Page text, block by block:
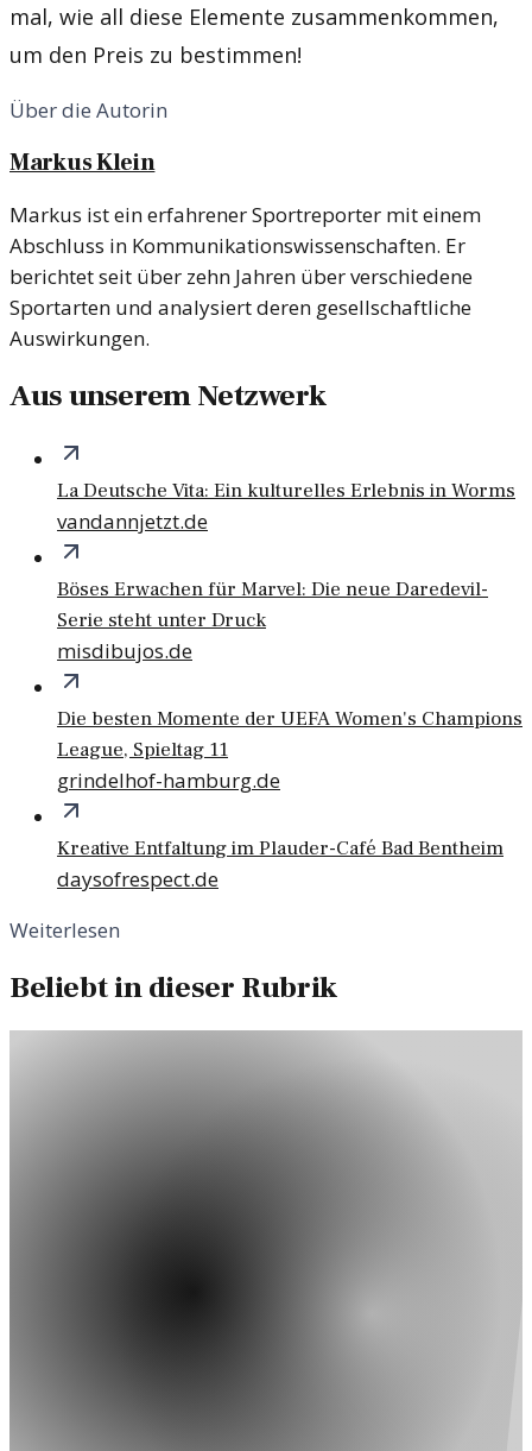
mal, wie all diese Elemente zusammenkommen,
um den Preis zu bestimmen!
Über die Autorin
Markus Klein
Markus ist ein erfahrener Sportreporter mit einem
Abschluss in Kommunikationswissenschaften. Er
berichtet seit über zehn Jahren über verschiedene
Sportarten und analysiert deren gesellschaftliche
Auswirkungen.
Aus unserem Netzwerk
La Deutsche Vita: Ein kulturelles Erlebnis in Worms
vandannjetzt.de
Böses Erwachen für Marvel: Die neue Daredevil-
Serie steht unter Druck
misdibujos.de
Die besten Momente der UEFA Women's Champions
League, Spieltag 11
grindelhof-hamburg.de
Kreative Entfaltung im Plauder-Café Bad Bentheim
daysofrespect.de
Weiterlesen
Beliebt in dieser Rubrik